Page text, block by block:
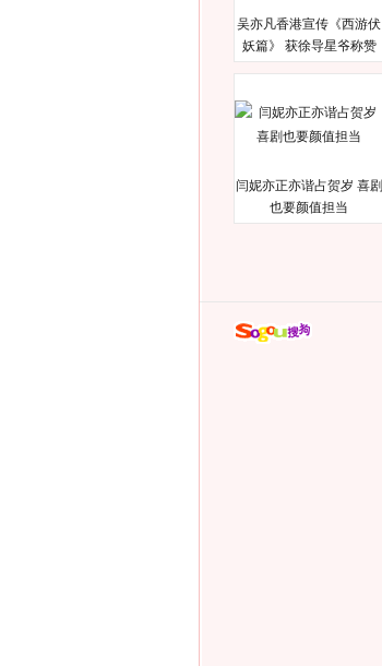
吴亦凡香港宣传《西游伏
妖篇》 获徐导星爷称赞
闫妮亦正亦谐占贺岁 喜剧
也要颜值担当